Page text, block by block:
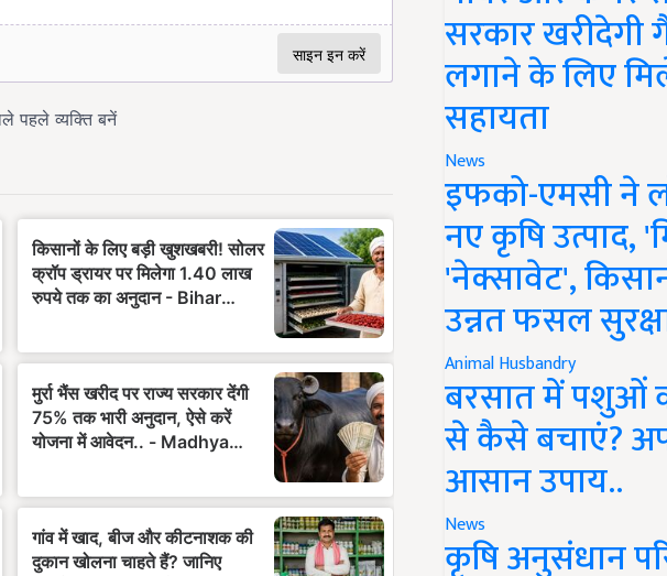
सरकार खरीदेगी
लगाने के लिए
सहायता
News
इफको-एमसी ने
नए कृषि उत्पाद,
'नेक्सावेट',
उन्नत फसल
Animal Husbandry
बरसात में पशुओं
से कैसे बचाएं?
आसान उपाय..
News
कृषि अनुसंधान